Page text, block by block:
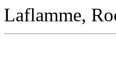
Laflamme,